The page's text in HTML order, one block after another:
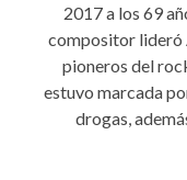
2017 a los 69
compositor lideró
pioneros del
estuvo marcada
drogas,